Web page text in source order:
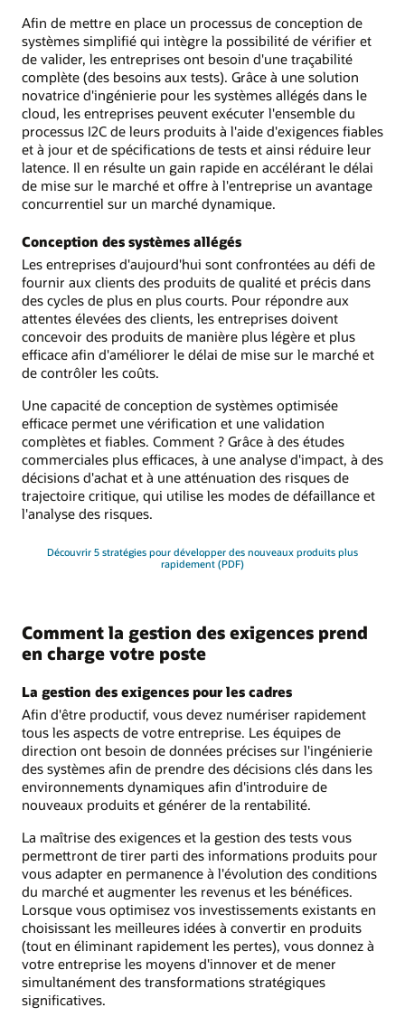
Afin de mettre en place un processus de conception de
systèmes simplifié qui intègre la possibilité de vérifier et
de valider, les entreprises ont besoin d'une traçabilité
complète (des besoins aux tests). Grâce à une solution
novatrice d'ingénierie pour les systèmes allégés dans le
cloud, les entreprises peuvent exécuter l'ensemble du
processus I2C de leurs produits à l'aide d'exigences fiables
et à jour et de spécifications de tests et ainsi réduire leur
latence. Il en résulte un gain rapide en accélérant le délai
de mise sur le marché et offre à l'entreprise un avantage
concurrentiel sur un marché dynamique.
Conception des systèmes allégés
Les entreprises d'aujourd'hui sont confrontées au défi de
fournir aux clients des produits de qualité et précis dans
des cycles de plus en plus courts. Pour répondre aux
attentes élevées des clients, les entreprises doivent
concevoir des produits de manière plus légère et plus
efficace afin d'améliorer le délai de mise sur le marché et
de contrôler les coûts.
Une capacité de conception de systèmes optimisée
efficace permet une vérification et une validation
complètes et fiables. Comment ? Grâce à des études
commerciales plus efficaces, à une analyse d'impact, à des
décisions d'achat et à une atténuation des risques de
trajectoire critique, qui utilise les modes de défaillance et
l'analyse des risques.
Découvrir 5 stratégies pour développer des nouveaux produits plus
rapidement (PDF)
Comment la gestion des exigences prend
en charge votre poste
La gestion des exigences pour les cadres
Afin d'être productif, vous devez numériser rapidement
tous les aspects de votre entreprise. Les équipes de
direction ont besoin de données précises sur l'ingénierie
des systèmes afin de prendre des décisions clés dans les
environnements dynamiques afin d'introduire de
nouveaux produits et générer de la rentabilité.
La maîtrise des exigences et la gestion des tests vous
permettront de tirer parti des informations produits pour
vous adapter en permanence à l'évolution des conditions
du marché et augmenter les revenus et les bénéfices.
Lorsque vous optimisez vos investissements existants en
choisissant les meilleures idées à convertir en produits
(tout en éliminant rapidement les pertes), vous donnez à
votre entreprise les moyens d'innover et de mener
simultanément des transformations stratégiques
significatives.